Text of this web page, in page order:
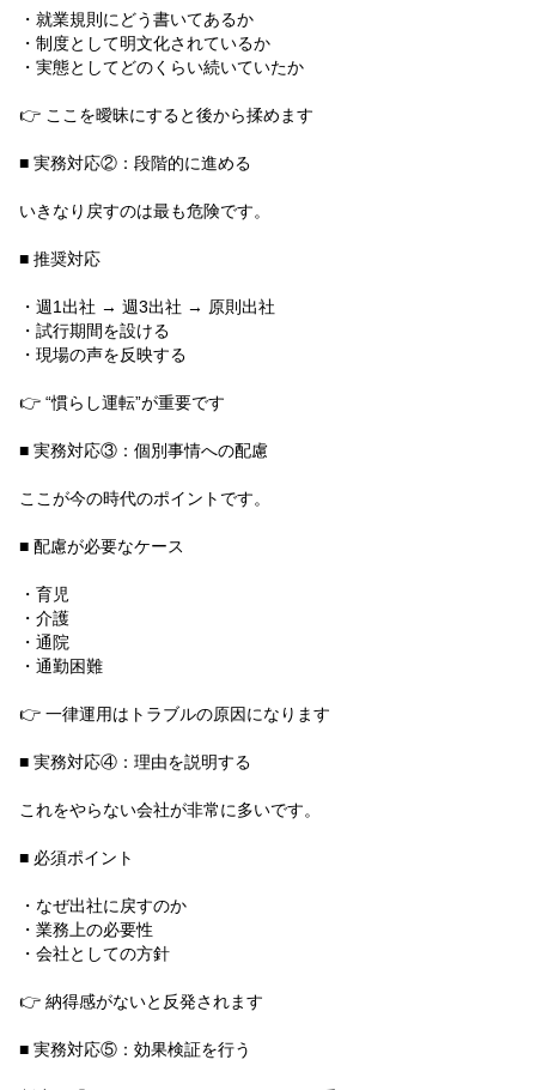
・就業規則にどう書いてあるか
・制度として明文化されているか
・実態としてどのくらい続いていたか
👉 ここを曖昧にすると後から揉めます
■ 実務対応②：段階的に進める
いきなり戻すのは最も危険です。
■ 推奨対応
・週1出社 → 週3出社 → 原則出社
・試行期間を設ける
・現場の声を反映する
👉 “慣らし運転”が重要です
■ 実務対応③：個別事情への配慮
ここが今の時代のポイントです。
■ 配慮が必要なケース
・育児
・介護
・通院
・通勤困難
👉 一律運用はトラブルの原因になります
■ 実務対応④：理由を説明する
これをやらない会社が非常に多いです。
■ 必須ポイント
・なぜ出社に戻すのか
・業務上の必要性
・会社としての方針
👉 納得感がないと反発されます
■ 実務対応⑤：効果検証を行う